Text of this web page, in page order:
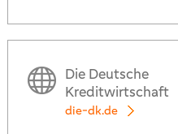
Die Deutsche
Kreditwirtschaft
die-dk.de